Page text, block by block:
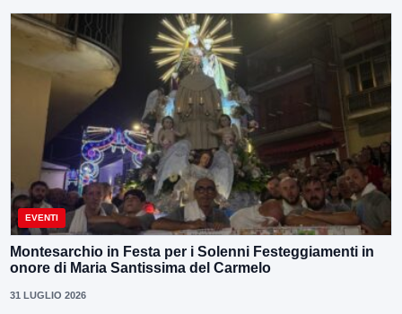
EVENTI
Montesarchio in Festa per i Solenni Festeggiamenti in
onore di Maria Santissima del Carmelo
31 LUGLIO 2026